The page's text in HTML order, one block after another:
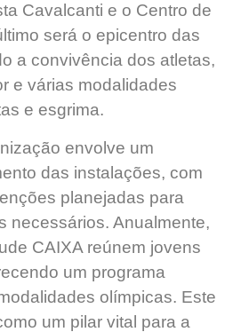
Cavalcanti e o Centro de
será o epicentro das
a convivência dos atletas,
e várias modalidades
e esgrima.
envolve um
das instalações, com
planejadas para
necessários. Anualmente,
CAIXA reúnem jovens
um programa
olímpicas. Este
um pilar vital para a